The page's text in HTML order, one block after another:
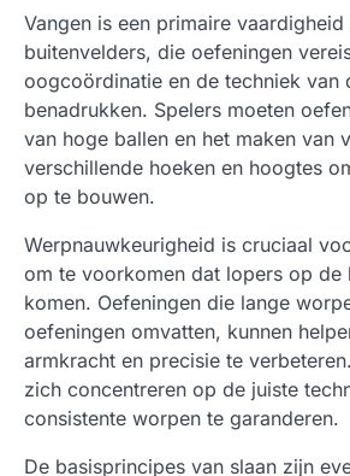
Vangen is een primaire
buitenvelders, die oefeningen
oogcoördinatie en de techniek van
benadrukken. Spelers moeten
van hoge ballen en het maken van
verschillende hoeken en hoogtes
op te bouwen.
Werpnauwkeurigheid is cruciaal
om te voorkomen dat lopers op de
komen. Oefeningen die lange
oefeningen omvatten, kunnen
armkracht en precisie te
zich concentreren op de juiste
consistente worpen te garanderen.
De basisprincipes van slaan zijn